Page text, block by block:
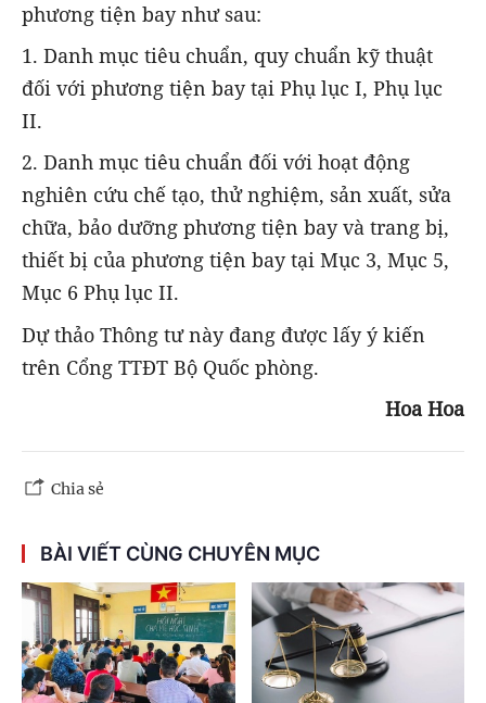
phương tiện bay như sau:
1. Danh mục tiêu chuẩn, quy chuẩn kỹ thuật
đối với phương tiện bay tại Phụ lục I, Phụ lục
II.
2. Danh mục tiêu chuẩn đối với hoạt động
nghiên cứu chế tạo, thử nghiệm, sản xuất, sửa
chữa, bảo dưỡng phương tiện bay và trang bị,
thiết bị của phương tiện bay tại Mục 3, Mục 5,
Mục 6 Phụ lục II.
Dự thảo Thông tư này đang được lấy ý kiến
trên Cổng TTĐT Bộ Quốc phòng.
Hoa Hoa
Chia sẻ
BÀI VIẾT CÙNG CHUYÊN MỤC